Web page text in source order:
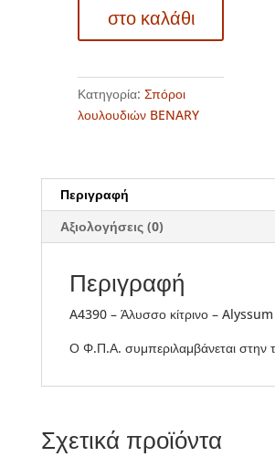
Alyssumστο καλάθι
Κατηγορία: Σπόροι
λουλουδιών BENARY
Περιγραφή
Αξιολογήσεις (0)
Περιγραφή
A4390 – Άλυσσο κίτρινο –
Ο Φ.Π.Α. συμπεριλαμβάνεται στην
Σχετικά προϊόντα